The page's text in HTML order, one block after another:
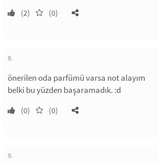
(2) (0)
8.
önerilen oda parfümü varsa not alayım
belki bu yüzden başaramadık. :d
(0) (0)
9.